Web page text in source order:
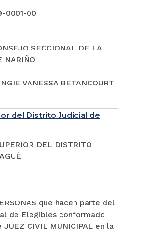
0001-00
SECCIONAL DE LA
NARIÑO
VANESSA BETANCOURT
del Distrito Judicial de
DEL DISTRITO
que hacen parte del
de Elegibles conformado
CIVIL MUNICIPAL en la